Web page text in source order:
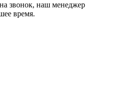
звонок, наш менеджер
время.